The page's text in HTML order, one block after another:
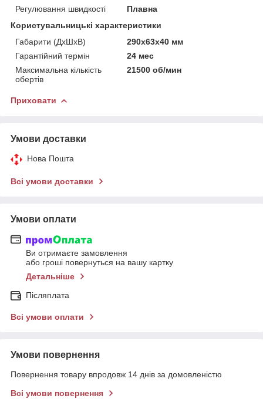
Регулювання швидкості
Плавна
Користувальницькі характеристики
Габарити (ДхШхВ)
290х63х40 мм
Гарантійний термін
24 мес
Максимальна кількість
обертів
21500 об/мин
Приховати
Умови доставки
Нова Пошта
Всі умови доставки
Умови оплати
Ви отримаєте замовлення
або гроші повернуться на вашу картку
Детальніше
Післяплата
Всі умови оплати
Умови повернення
Повернення товару впродовж 14 днів за домовленістю
Всі умови повернення